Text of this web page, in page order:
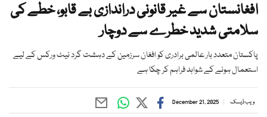
افغانستان سے غیر قانونی دراندازی بے قابو، خطے کی
سلامتی شدید خطرے سے دوچار
پاکستان متعدد بار عالمی برادری کو افغان سرزمین کے دہشت گرد نیٹ ورکس کے لیے
استعمال ہونے کے شواہد فراہم کر چکا ہے
ویب ڈیسک December 21, 2025